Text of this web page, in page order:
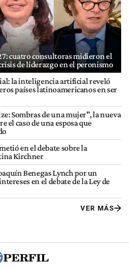
cuatro consultoras midieron el
de liderazgo en el peronismo
la inteligencia artificial reveló
países latinoamericanos en ser
Sombras de una mujer", la nueva
el caso de una esposa que
en el debate sobre la
Kirchner
Benegas Lynch por un
en el debate de la Ley de
VER MÁS